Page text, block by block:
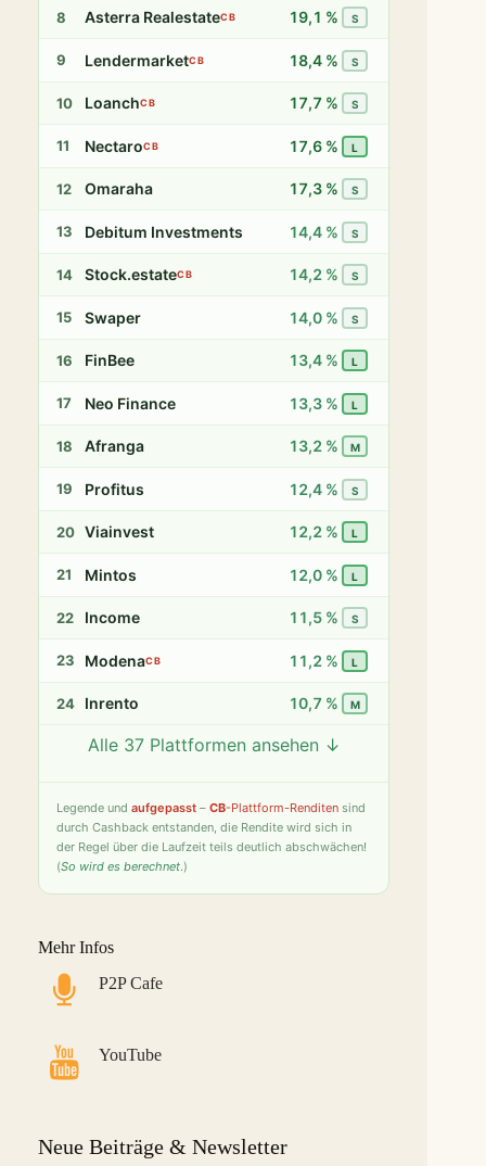
8 Asterra RealestateCB 19,1 % S
9 LendermarketCB 18,4 % S
10 LoanchCB 17,7 % S
11 NectaroCB 17,6 % L
12 Omaraha 17,3 % S
13 Debitum Investments 14,4 % S
14 Stock.estateCB 14,2 % S
15 Swaper 14,0 % S
16 FinBee 13,4 % L
17 Neo Finance 13,3 % L
18 Afranga 13,2 % M
19 Profitus 12,4 % S
20 Viainvest 12,2 % L
21 Mintos 12,0 % L
22 Income 11,5 % S
23 ModenaCB 11,2 % L
24 Inrento 10,7 % M
Twino 9,8 %
27 PeerBerry 9,2 % S
28 Bondster
31
32 Savy
Alle 37 Plattformen ansehen ↓
Legende und aufgepasst – CB-Plattform-Renditen sind
durch Cashback entstanden, die Rendite wird sich in
der Regel über die Laufzeit teils deutlich abschwächen!
(So wird es berechnet.)
Mehr Infos
P2P Cafe
YouTube
Neue Beiträge & Newsletter